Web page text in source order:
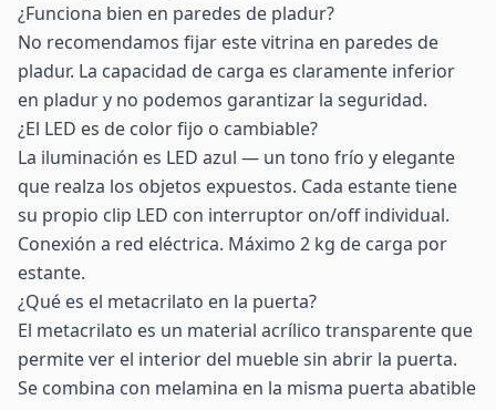
¿Funciona bien en paredes de pladur?
No recomendamos fijar este vitrina en paredes de
pladur. La capacidad de carga es claramente inferior
en pladur y no podemos garantizar la seguridad.
¿El LED es de color fijo o cambiable?
La iluminación es LED azul — un tono frío y elegante
que realza los objetos expuestos. Cada estante tiene
su propio clip LED con interruptor on/off individual.
Conexión a red eléctrica. Máximo 2 kg de carga por
estante.
¿Qué es el metacrilato en la puerta?
El metacrilato es un material acrílico transparente que
permite ver el interior del mueble sin abrir la puerta.
Se combina con melamina en la misma puerta abatible